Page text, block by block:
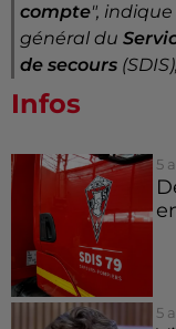
compte", indique
général du
de secours
Infos
5
5